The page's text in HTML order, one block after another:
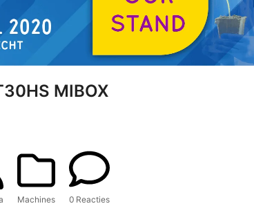
MIBOX
Machines 0 Reacties